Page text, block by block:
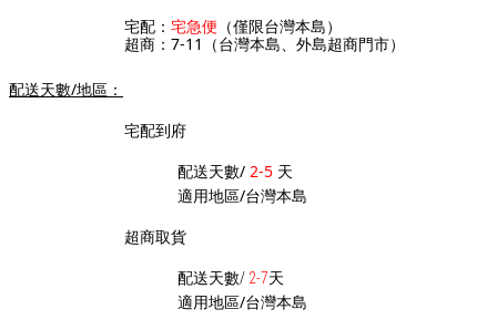
宅配： 宅急便
（僅限台灣本島）
超商：7-11（台灣本島、外島超商門市）
配送天數/地區：
宅配到府
配送天數/ 2-5 天
適用地區/台灣本島
超商取貨
配送天數/ 2-7天
適用地區/台灣本島